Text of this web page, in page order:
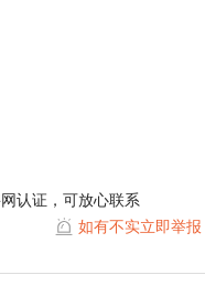
认证，可放心联系
如有不实立即举报